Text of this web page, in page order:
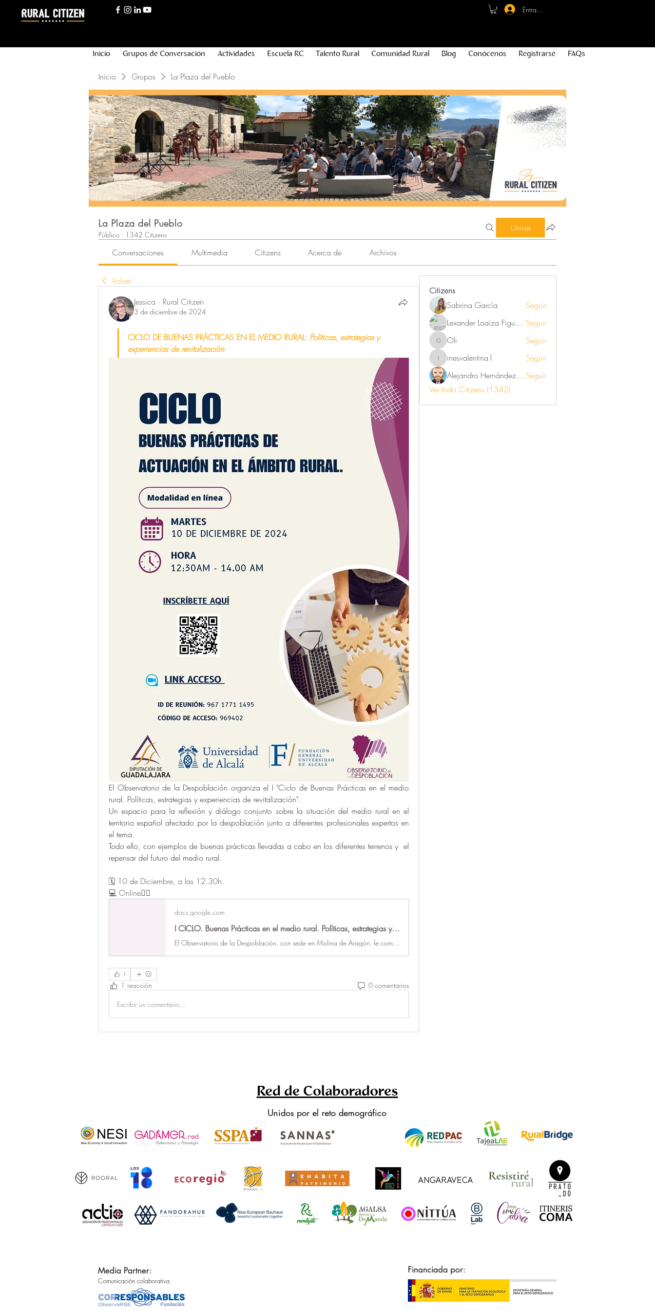
Entrar - Registro
Inicio Grupos de Conversación Actividades Escuela RC Talento Rural Comunidad Rural Blog Conócenos Registrarse FAQs
Inicio Grupos La Plaza del Pueblo
La Plaza del Pueblo
Público · 1342 Citizens
Unirse
Conversaciones Multimedia Citizens Acerca de Archivos
Volver
Jessica · Rural Citizen
3 de diciembre de 2024
CICLO DE BUENAS PRÁCTICAS EN EL MEDIO RURAL: Políticas, estrategias y
experiencias de revitalización
El Observatorio de la Despoblación organiza el I "Ciclo de Buenas Prácticas en el medio
rural. Políticas, estrategias y experiencias de revitalización".
Un espacio para la reflexión y diálogo conjunto sobre la situación del medio rural en el
territorio español afectado por la despoblación junto a diferentes profesionales expertos en
el tema.
Todo ello, con ejemplos de buenas prácticas llevadas a cabo en los diferentes terrenos y  el
repensar del futuro del medio rural.
🗓️ 10 de Diciembre, a las 12.30h.
💻 Online👇🏻
docs.google.com
I CICLO. Buenas Prácticas en el medio rural. Políticas, estrategias y experiencias de revitalización.
El Observatorio de la Despoblación, con sede en Molina de Aragón, le complace invitarles al I Ciclo de Buenas Prácticas en el medio rural. Políticas, estrategias y experiencias de revitalización" donde, a partir de la intervención de diferentes profesionales expertos en el tema tendrá lugar un espacio de reflexión y diálogo conjunto sobre la situación del medio rural en el territorio español afectado por la despoblación así como ejemplos de buenas prácticas llevadas a cabo en los diferentes terrenos y el repensar del futuro del medio rural. La jornada tendrá lugar: Día: 10 de diciembre Hora: 12:30AM a 14:00AM Modalidad: En línea Enlace: https://uah-es.zoom.us/j/96717711495?pwd=Abuii1OT5rorPHiHQlwvjLAU0EUiWh.1 ID de reunión: 967 1771 1495 Código de acceso: 969402
1
1 reacción 0 comentarios
Escribir un comentario...
Citizens
Sabrina García
Seguir
Lexander Loaiza Figueroa Seguir
Oli Oli Seguir
inesvalentina1
inesvalentina1
Seguir
Alejandro Hernández Renner Seguir
Ver todo Citizens (1342)
Red de Colaboradores
Unidos por el reto demográfico
Media Partner:
Comunicación colaborativa
Financiada por: